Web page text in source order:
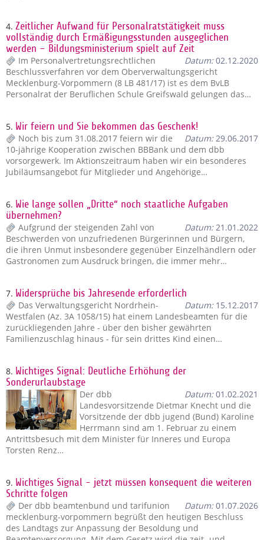
4. Zeitlicher Aufwand für Personalratstätigkeit muss
vollständig durch Ermäßigungsstunden ausgeglichen
werden – Bildungsministerium spielt auf Zeit
Datum:02.12.2020
Im Personalvertretungsrechtlichen
Beschlussverfahren vor dem Oberverwaltungsgericht
Mecklenburg-Vorpommern (8 LB 481/17) ist es dem BvLB
Personalrat der Beruflichen Schule Greifswald gelungen das…
5. Wir feiern und Sie bekommen das Geschenk!
Datum:29.06.2017
Noch bis zum 31.08.2017 feiern wir die
10-jährige Kooperation zwischen BBBank und dem dbb
vorsorgewerk. Im Aktionszeitraum haben wir ein besonderes
Jubiläumsangebot für Mitglieder und Angehörige…
6. Wie lange sollen „Dritte“ noch staatliche Aufgaben
übernehmen?
Datum:21.01.2022
Aufgrund der steigenden Zahl von
Beschwerden von unzufriedenen Bürgerinnen und Bürgern,
die ihren Unmut insbesondere gegenüber Einzelhändlern oder
Gastronomen zum Ausdruck bringen, die immer mehr…
7. Widersprüche bis Jahresende erforderlich
Datum:15.12.2017
Das Verwaltungsgericht Nordrhein-
Westfalen (Az. 3A 1058/15) hat einem Landesbeamten für die
zurückliegenden Jahre - über den bisher gewährten
Familienzuschlag hinaus - für sein drittes Kind einen…
8. Wichtiges Signal: Deutliche Erhöhung der
Sonderurlaubstage
Datum:01.02.2021
Der dbb
Landesvorsitzende Dietmar Knecht und die
Vorsitzende der dbb jugend (Bund) Karoline
Herrmann sind am 1. Februar zu einem
Antrittsbesuch mit dem Minister für Inneres und Europa
Torsten Renz…
9. Wichtiges Signal - jetzt müssen konsequent die weiteren
Schritte folgen
Datum:01.07.2026
Der dbb beamtenbund und tarifunion
mecklenburg-vorpommern begrüßt den heutigen Beschluss
des Landtags zur Anpassung der Besoldung und